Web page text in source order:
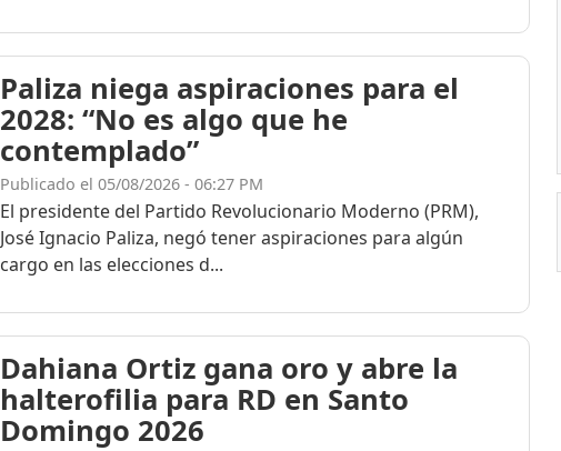
Paliza niega aspiraciones para el
2028: “No es algo que he
contemplado”
Publicado el 05/08/2026 - 06:27 PM
El presidente del Partido Revolucionario Moderno (PRM),
José Ignacio Paliza, negó tener aspiraciones para algún
cargo en las elecciones d...
Dahiana Ortiz gana oro y abre la
halterofilia para RD en Santo
Domingo 2026